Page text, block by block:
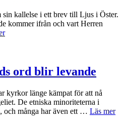
sin kallelse i ett brev till Ljus i Öster.
kommer ifrån och vart Herren
ord blir levande
kyrkor länge kämpat för att nå
De etniska minoriteterna i
och många har även ett … Läs mer